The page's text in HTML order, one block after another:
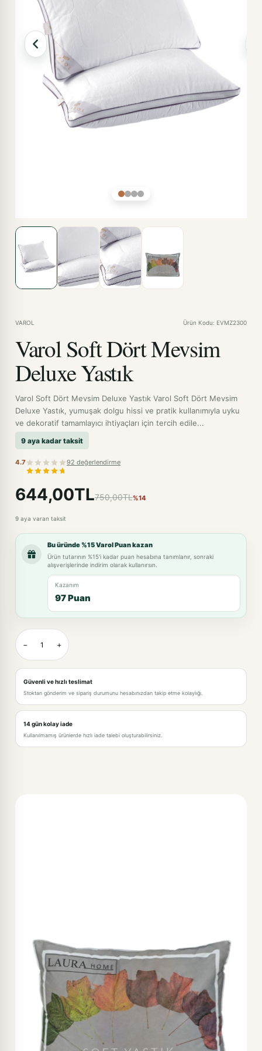
VAROL Ürün Kodu: EVMZ2300
Varol Soft Dört Mevsim
Deluxe Yastık
Varol Soft Dört Mevsim Deluxe Yastık Varol Soft Dört Mevsim
Deluxe Yastık, yumuşak dolgu hissi ve pratik kullanımıyla uyku
ve dekoratif tamamlayıcı ihtiyaçları için tercih edile...
9 aya kadar taksit
4.7 92 değerlendirme
644,00TL750,00TL%14
9 aya varan taksit
Bu üründe %15 Varol Puan kazan
Ürün tutarının %15'i kadar puan hesabına tanımlanır, sonraki
alışverişlerinde indirim olarak kullanırsın.
Kazanım
97 Puan
− +
Güvenli ve hızlı teslimat
Stoktan gönderim ve sipariş durumunu hesabınızdan takip etme kolaylığı.
14 gün kolay iade
Kullanılmamış ürünlerde hızlı iade talebi oluşturabilirsiniz.